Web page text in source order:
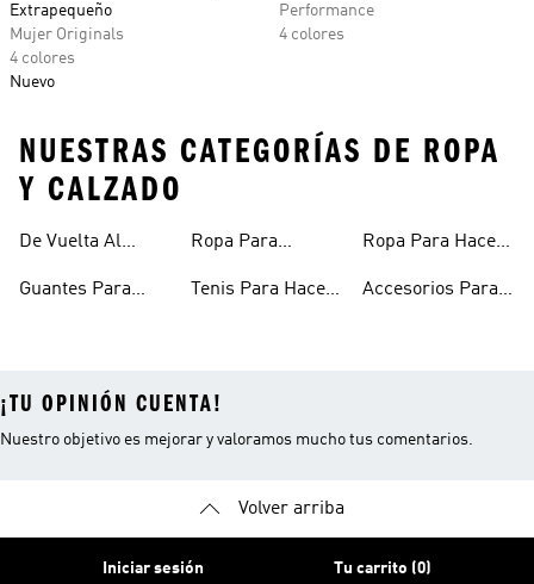
Extrapequeño
Mujer Originals
4 colores
Nuevo
Performance
4 colores
NUESTRAS CATEGORÍAS DE ROPA
Y CALZADO
De Vuelta Al
Guantes Para
Ropa Para
Entrenamiento
Tenis Para Hacer
Entrenar
Ropa Para Hacer
Accesorios Para
¡TU OPINIÓN CUENTA!
Nuestro objetivo es mejorar y valoramos mucho tus comentarios.
Volver arriba
Iniciar sesión Tu carrito (0)